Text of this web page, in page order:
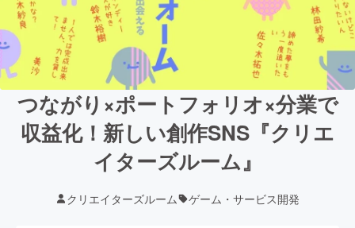
つながり×ポートフォリオ×分業で
収益化！新しい創作SNS『クリエ
イターズルーム』
クリエイターズルーム ゲーム・サービス開発